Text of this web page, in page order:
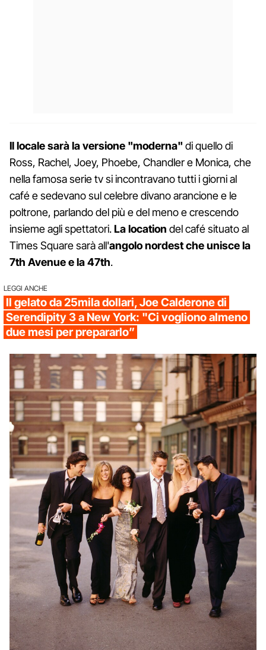
Il locale sarà la versione "moderna" di quello di
Ross, Rachel, Joey, Phoebe, Chandler e Monica, che
nella famosa serie tv si incontravano tutti i giorni al
café e sedevano sul celebre divano arancione e le
poltrone, parlando del più e del meno e crescendo
insieme agli spettatori.La location del café situato al
Times Square sarà all'angolo nordest che unisce la
7th Avenue e la 47th.
LEGGI ANCHE
Il gelato da 25mila dollari, Joe Calderone di
Serendipity 3 a New York: "Ci vogliono almeno
due mesi per prepararlo”